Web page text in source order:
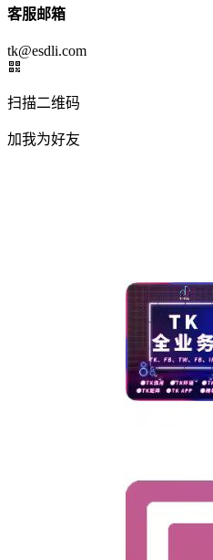
客服邮箱
tk@esdli.com
扫描二维码
加我为好友